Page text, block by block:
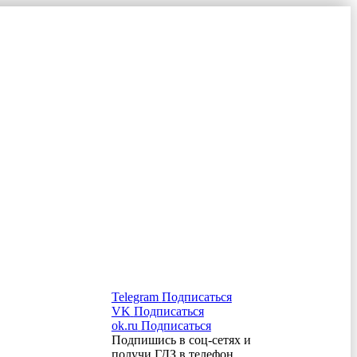
Telegram Подписаться
VK Подписаться
ok.ru Подписаться
Подпишись в соц-сетях и
получи ГДЗ в телефон